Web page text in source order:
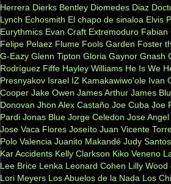
Herrera Dierks Bentley Diomedes Diaz
Lynch Echosmith El chapo de sinaloa Elvis
Eurythmics Evan Craft Extremoduro Fabian
Felipe Pelaez Flume Fools Garden Foster
G-Eazy Glenn Tipton Gloria Gaynor Gnash
Rodríguez Fiffe Hayley Williams He Is We
Presnyakov Israel IZ Kamakawiwo'ole Ivan
Cooper Jake Owen James Arthur James
Donovan Jhon Alex Castaño Joe Cuba Joe
Pardi Jonas Blue Jorge Celedon Jose
Jose Vaca Flores Joseíto Juan Vicente
Polo Valencia Juanito Makandé Judy Santos
Kar Accidents Kelly Clarkson Kiko Veneno
Lee Brice Lenka Leonard Cohen Lilly Wood
Lori Meyers Los Abuelos de la Nada Los